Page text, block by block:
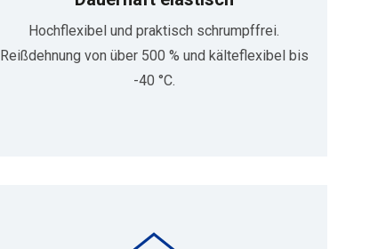
Hochflexibel und praktisch schrumpffrei.
Reißdehnung von über 500 % und kälteflexibel bis
-40 °C.